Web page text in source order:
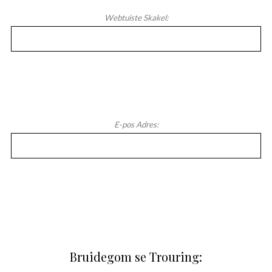
Webtuiste Skakel:
E-pos Adres:
Bruidegom se Trouring: